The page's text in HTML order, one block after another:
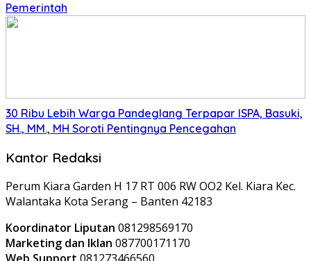
Pemerintah
30 Ribu Lebih Warga Pandeglang Terpapar ISPA, Basuki,
SH., MM., MH Soroti Pentingnya Pencegahan
Kantor Redaksi
Perum Kiara Garden H 17 RT 006 RW OO2 Kel. Kiara Kec.
Walantaka Kota Serang – Banten 42183
Koordinator Liputan 081298569170
Marketing dan Iklan 087700171170